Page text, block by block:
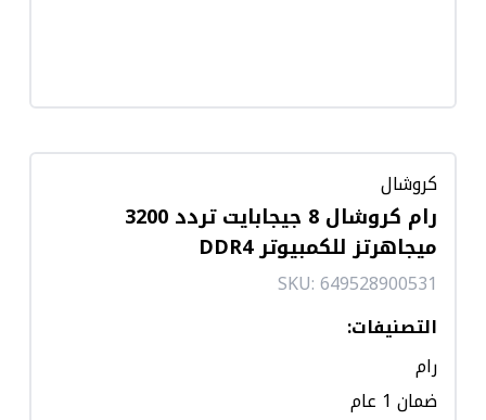
كروشال
رام كروشال 8 جيجابايت تردد 3200
ميجاهرتز للكمبيوتر DDR4
SKU:649528900531
التصنيفات:
رام
ضمان 1 عام